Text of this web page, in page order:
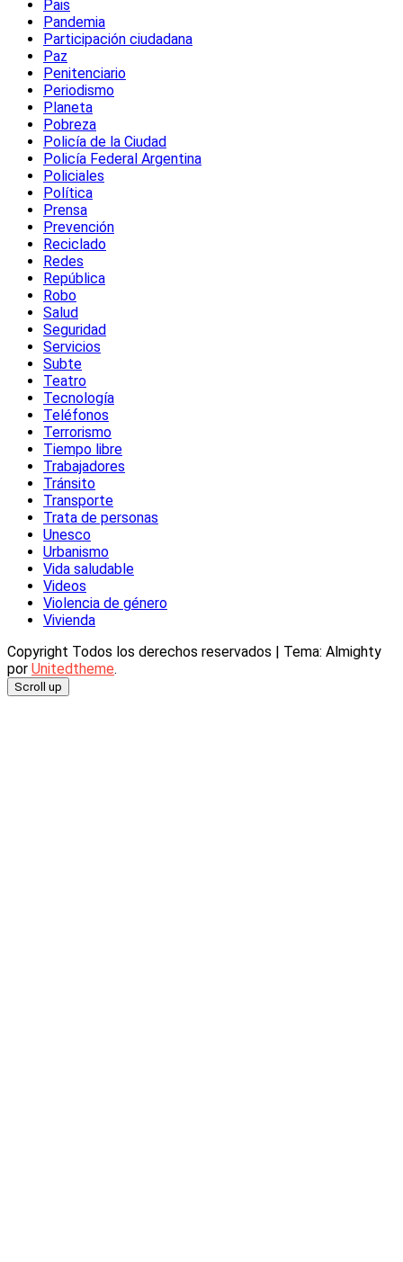
Pais
Pandemia
Participación ciudadana
Paz
Penitenciario
Periodismo
Planeta
Pobreza
Policía de la Ciudad
Policía Federal Argentina
Policiales
Política
Prensa
Prevención
Reciclado
Redes
República
Robo
Salud
Seguridad
Servicios
Subte
Teatro
Tecnología
Teléfonos
Terrorismo
Tiempo libre
Trabajadores
Tránsito
Transporte
Trata de personas
Unesco
Urbanismo
Vida saludable
Videos
Violencia de género
Vivienda
Copyright Todos los derechos reservados | Tema: Almighty
por Unitedtheme.
Scroll up